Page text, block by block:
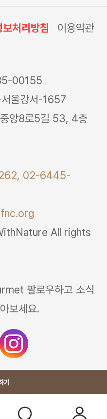
처리방침 이용약관
00155
울강서-1657
중앙8로5길 53, 4층
02-6445-
All rights
팔로우하고 소식
보세요.